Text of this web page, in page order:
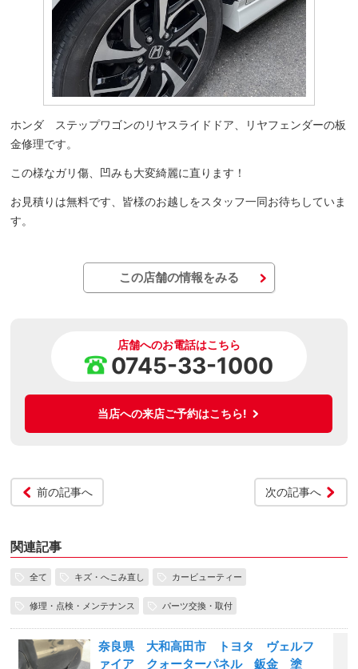
ホンダ ステップワゴンのリヤスライドドア、リヤフェンダーの板
金修理です。
この様なガリ傷、凹みも大変綺麗に直ります！
お見積りは無料です、皆様のお越しをスタッフ一同お待ちしていま
す。
この店舗の情報をみる
店舗へのお電話はこちら
0745-33-1000
当店への来店ご予約はこちら!
前の記事へ 次の記事へ
関連記事
全て キズ・へこみ直し カービューティー
修理・点検・メンテナンス パーツ交換・取付
奈良県 大和高田市 トヨタ ヴェルフ
ァイア クォーターパネル 鈑金 塗